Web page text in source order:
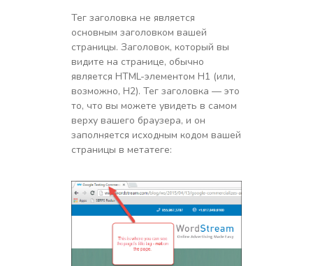
Тег заголовка не является
основным заголовком вашей
страницы. Заголовок, который вы
видите на странице, обычно
является HTML-элементом H1 (или,
возможно, H2). Тег заголовка — это
то, что вы можете увидеть в самом
верху вашего браузера, и он
заполняется исходным кодом вашей
страницы в метатеге: